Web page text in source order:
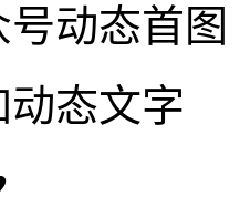
动态首图
态文字